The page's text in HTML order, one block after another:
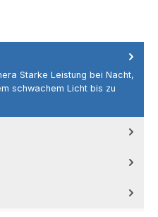
Starke Leistung bei Nacht,
schwachem Licht bis zu